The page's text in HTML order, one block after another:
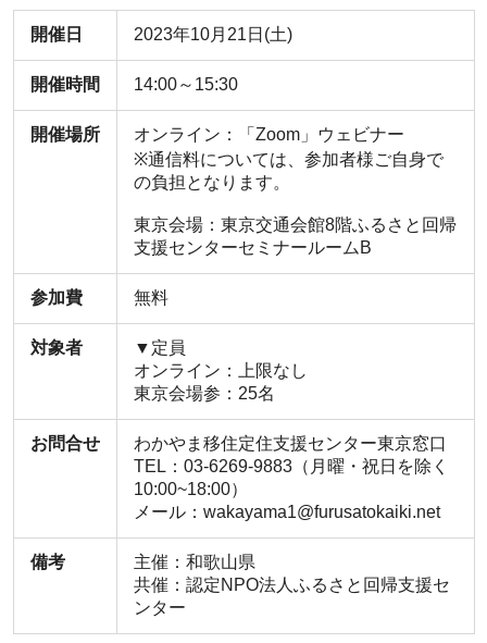
開催日 2023年10月21日(土)
開催時間 14:00～15:30
開催場所
オンライン：「Zoom」ウェビナー
※通信料については、参加者様ご自身で
の負担となります。
東京会場：東京交通会館8階ふるさと回帰
支援センターセミナールームB
参加費 無料
対象者
▼定員
オンライン：上限なし
東京会場参：25名
お問合せ
わかやま移住定住支援センター東京窓口
TEL：03-6269-9883（月曜・祝日を除く
10:00~18:00）
メール：wakayama1@furusatokaiki.net
備考
主催：和歌山県
共催：認定NPO法人ふるさと回帰支援セ
ンター